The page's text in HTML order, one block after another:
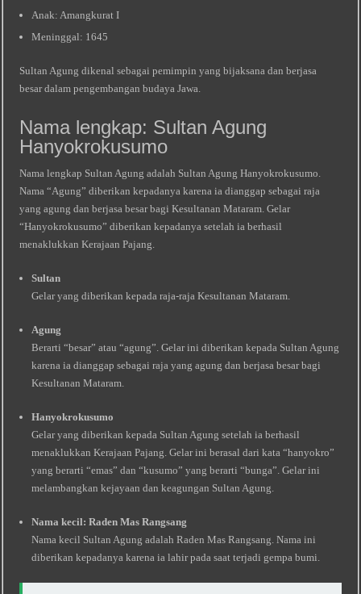
Anak: Amangkurat I
Meninggal: 1645
Sultan Agung dikenal sebagai pemimpin yang bijaksana dan berjasa
besar dalam pengembangan budaya Jawa.
Nama lengkap: Sultan Agung
Hanyokrokusumo
Nama lengkap Sultan Agung adalah Sultan Agung Hanyokrokusumo.
Nama “Agung” diberikan kepadanya karena ia dianggap sebagai raja
yang agung dan berjasa besar bagi Kesultanan Mataram. Gelar
“Hanyokrokusumo” diberikan kepadanya setelah ia berhasil
menaklukkan Kerajaan Pajang.
Sultan
Gelar yang diberikan kepada raja-raja Kesultanan Mataram.
Agung
Berarti “besar” atau “agung”. Gelar ini diberikan kepada Sultan Agung
karena ia dianggap sebagai raja yang agung dan berjasa besar bagi
Kesultanan Mataram.
Hanyokrokusumo
Gelar yang diberikan kepada Sultan Agung setelah ia berhasil
menaklukkan Kerajaan Pajang. Gelar ini berasal dari kata “hanyokro”
yang berarti “emas” dan “kusumo” yang berarti “bunga”. Gelar ini
melambangkan kejayaan dan keagungan Sultan Agung.
Nama kecil: Raden Mas Rangsang
Nama kecil Sultan Agung adalah Raden Mas Rangsang. Nama ini
diberikan kepadanya karena ia lahir pada saat terjadi gempa bumi.